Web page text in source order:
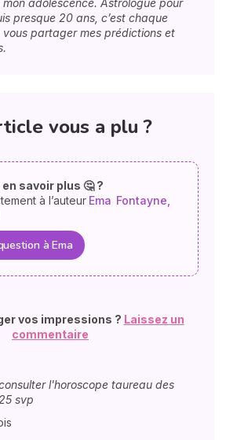
mon adolescence. Astrologue pour
presque 20 ans, c’est chaque
vous partager mes prédictions et
vous a plu ?
savoir plus 🤔 ?
à l’auteur Ema Fontayne,
à Ema
vos impressions ? Laissez un
commentaire
l'horoscope taureau des
svp